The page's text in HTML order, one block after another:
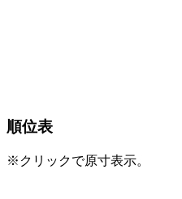
順位表
※クリックで原寸表示。